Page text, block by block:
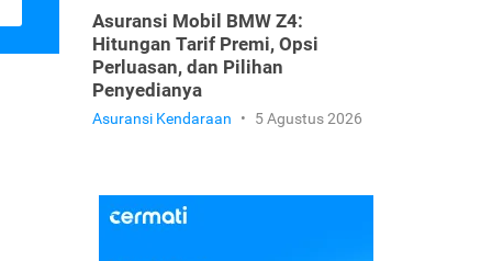
Asuransi Mobil BMW Z4:
Hitungan Tarif Premi, Opsi
Perluasan, dan Pilihan
Penyedianya
Asuransi Kendaraan • 5 Agustus 2026